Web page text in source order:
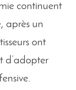
continuent
après un
ont
d’adopter